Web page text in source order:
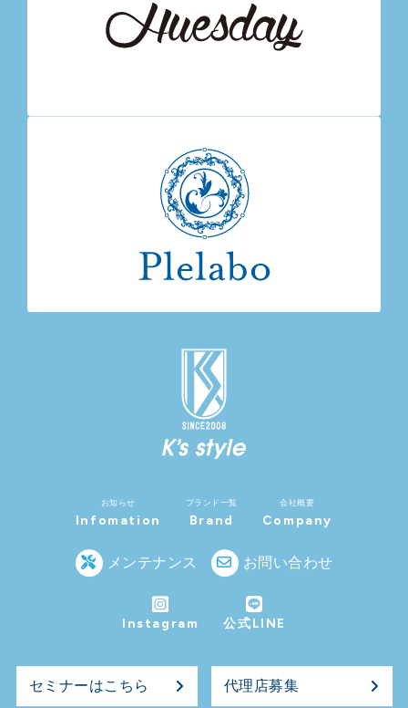
お知らせ
Infomation
ブランド一覧
Brand
会社概要
Company
メンテナンス お問い合わせ
Instagram 公式LINE
セミナーはこちら 代理店募集